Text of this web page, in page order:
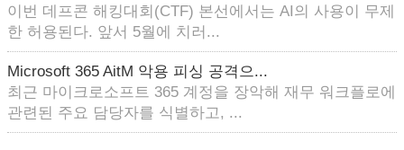
이번 데프콘 해킹대회(CTF) 본선에서는 AI의 사용이 무제
한 허용된다. 앞서 5월에 치러...
Microsoft 365 AitM 악용 피싱 공격으...
최근 마이크로소프트 365 계정을 장악해 재무 워크플로에
관련된 주요 담당자를 식별하고, ...